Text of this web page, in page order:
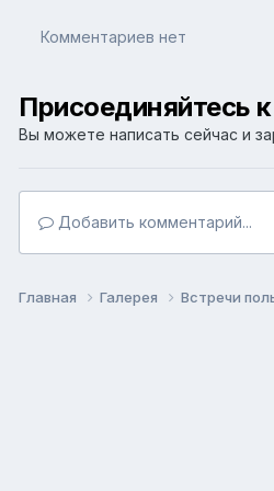
Комментариев нет
Присоединяйтесь
Вы можете написать сейчас и
Добавить комментарий...
Главная Галерея Встречи